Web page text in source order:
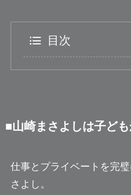
目次
■山崎まさよしは子ど
仕事とプライベートを完
さよし。